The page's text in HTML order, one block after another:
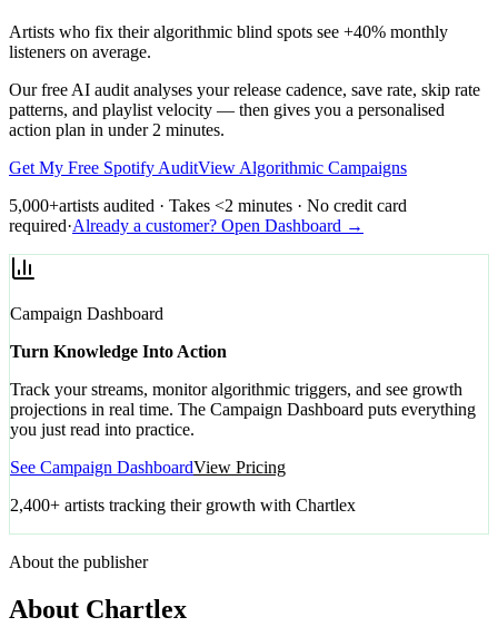
Artists who fix their algorithmic blind spots see +40% monthly
listeners on average.
Our free AI audit analyses your release cadence, save rate, skip rate
patterns, and playlist velocity — then gives you a personalised
action plan in under 2 minutes.
Get My Free Spotify AuditView Algorithmic Campaigns
5,000+artists audited · Takes <2 minutes · No credit card
required·Already a customer? Open Dashboard →
Campaign Dashboard
Turn Knowledge Into Action
Track your streams, monitor algorithmic triggers, and see growth
projections in real time. The Campaign Dashboard puts everything
you just read into practice.
See Campaign DashboardView Pricing
2,400+ artists tracking their growth with Chartlex
About the publisher
About Chartlex